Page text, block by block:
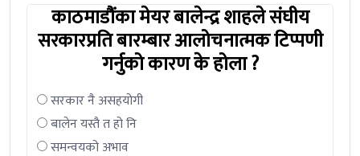
काठमाडौंका मेयर बालेन्द्र शाहले संघीय
सरकारप्रति बारम्बार आलोचनात्मक टिप्पणी
गर्नुको कारण के होला ?
सरकार नै असहयोगी
बालेन यस्तै त हो नि
समन्वयको अभाव